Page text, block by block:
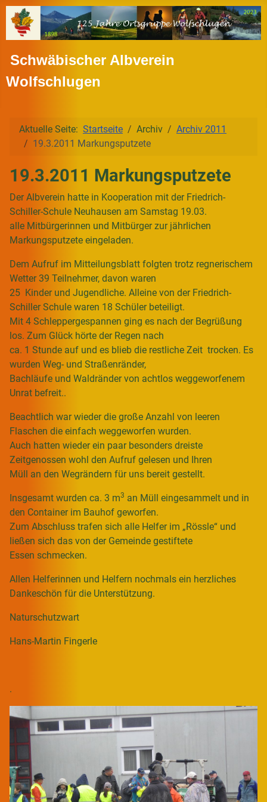
Schwäbischer Albverein
Wolfschlugen
Aktuelle Seite: Startseite Archiv
Archiv 2011
19.3.2011 Markungsputzete
19.3.2011 Markungsputzete
Der Albverein hatte in Kooperation mit der Friedrich-
Schiller-Schule Neuhausen am Samstag 19.03.
alle Mitbürgerinnen und Mitbürger zur jährlichen
Markungsputzete eingeladen.
Dem Aufruf im Mitteilungsblatt folgten trotz regnerischem
Wetter 39 Teilnehmer, davon waren
25 Kinder und Jugendliche. Alleine von der Friedrich-
Schiller Schule waren 18 Schüler beteiligt.
Mit 4 Schleppergespannen ging es nach der Begrüßung
los. Zum Glück hörte der Regen nach
ca. 1 Stunde auf und es blieb die restliche Zeit trocken. Es
wurden Weg- und Straßenränder,
Bachläufe und Waldränder von achtlos weggeworfenem
Unrat befreit..
Beachtlich war wieder die große Anzahl von leeren
Flaschen die einfach weggeworfen wurden.
Auch hatten wieder ein paar besonders dreiste
Zeitgenossen wohl den Aufruf gelesen und Ihren
Müll an den Wegrändern für uns bereit gestellt.
Insgesamt wurden ca. 3 m3 an Müll eingesammelt und in
den Container im Bauhof geworfen.
Zum Abschluss trafen sich alle Helfer im „Rössle“ und
ließen sich das von der Gemeinde gestiftete
Essen schmecken.
Allen Helferinnen und Helfern nochmals ein herzliches
Dankeschön für die Unterstützung.
Naturschutzwart
Hans-Martin Fingerle
.